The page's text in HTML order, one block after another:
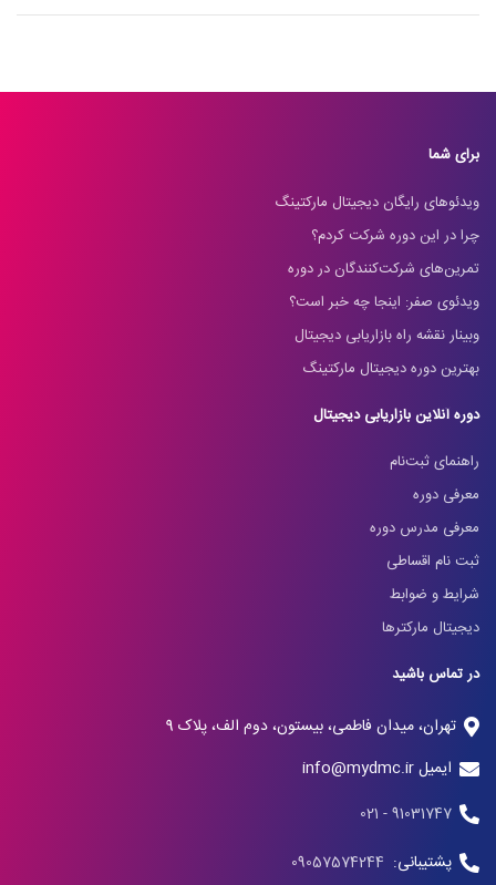
برای شما
ویدئوهای رایگان دیجیتال مارکتینگ
چرا در این دوره شرکت کردم؟
تمرین‌های شرکت‌کنندگان در دوره
ویدئوی صفر: اینجا چه خبر است؟
وبینار نقشه راه بازاریابی دیجیتال
بهترین دوره دیجیتال مارکتینگ
دوره آنلاین بازاریابی دیجیتال
راهنمای ثبت‌نام
معرفی دوره
معرفی مدرس دوره
ثبت نام اقساطی
شرایط و ضوابط
دیجیتال مارکترها
در تماس باشید
تهران، میدان فاطمی، بیستون، دوم الف، پلاک 9
ایمیل info@mydmc.ir
91031747 - 021
پشتیبانی: